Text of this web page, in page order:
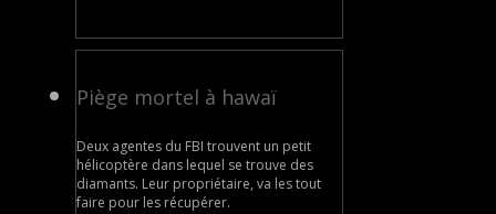
Piège mortel à hawaï
Deux agentes du FBI trouvent un petit
hélicoptère dans lequel se trouve des
diamants. Leur propriétaire, va les tout
faire pour les récupérer.